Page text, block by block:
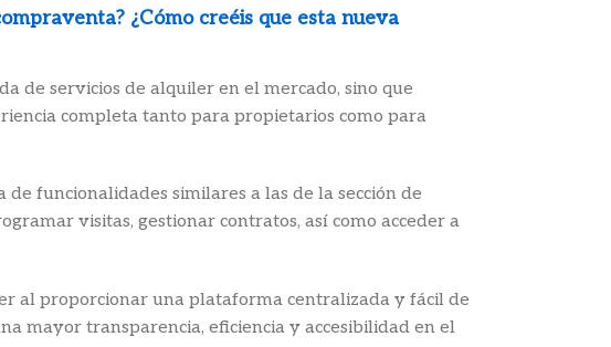
¿Cómo creéis que esta nueva
de servicios de alquiler en el mercado, sino que
completa tanto para propietarios como para
funcionalidades similares a las de la sección de
visitas, gestionar contratos, así como acceder a
al proporcionar una plataforma centralizada y fácil de
mayor transparencia, eficiencia y accesibilidad en el